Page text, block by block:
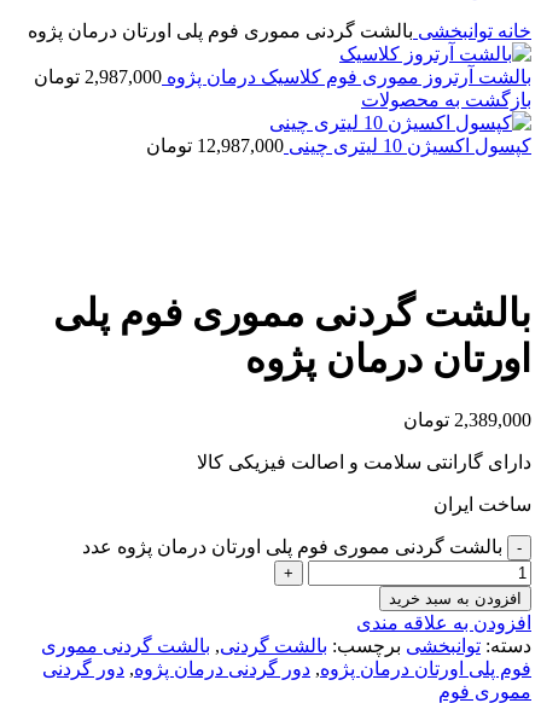
خانه توانبخشی بالشت گردنی مموری فوم پلی اورتان درمان پژوه
بالشت آرتروز مموری فوم کلاسیک درمان پژوه 2,987,000 تومان
بازگشت به محصولات
کپسول اکسیژن 10 لیتری چینی 12,987,000 تومان
بالشت گردنی مموری فوم پلی
اورتان درمان پژوه
2,389,000 تومان
دارای گارانتی سلامت و اصالت فیزیکی کالا
ساخت ایران
بالشت گردنی مموری فوم پلی اورتان درمان پژوه عدد
افزودن به سبد خرید
افزودن به علاقه مندی
دسته: توانبخشی برچسب: بالشت گردنی, بالشت گردنی مموری
فوم پلی اورتان درمان پژوه, دور گردنی درمان پژوه, دور گردنی
مموری فوم